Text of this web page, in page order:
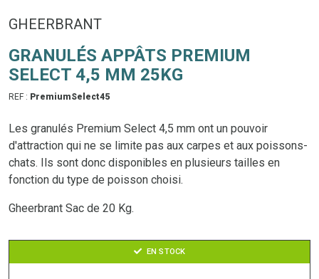
GHEERBRANT
GRANULÉS APPÂTS PREMIUM
SELECT 4,5 MM 25KG
REF : PremiumSelect45
Les granulés Premium Select 4,5 mm ont un pouvoir
d'attraction qui ne se limite pas aux carpes et aux poissons-
chats. Ils sont donc disponibles en plusieurs tailles en
fonction du type de poisson choisi.
Gheerbrant Sac de 20 Kg.
EN STOCK